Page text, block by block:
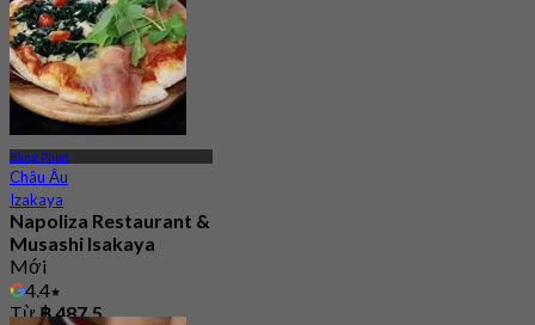
Bang Phlat
Châu Âu
Izakaya
Napoliza Restaurant &
Musashi Isakaya
Mới
4.4
Từ฿ 487.5